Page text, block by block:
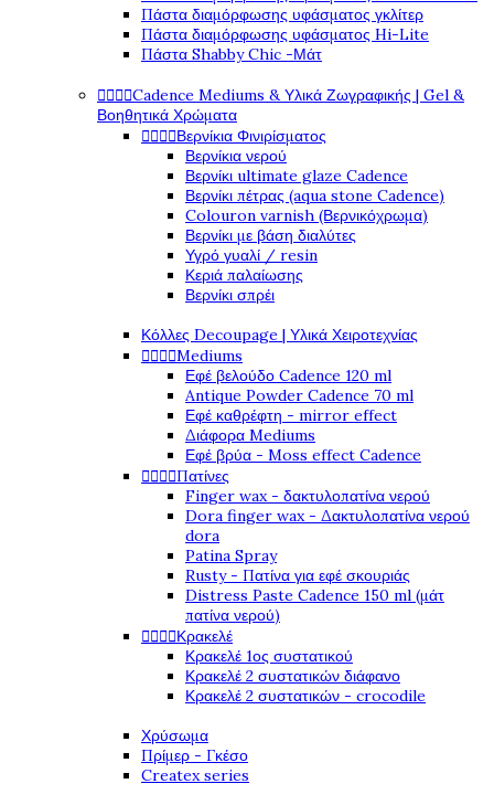
Πάστα διαμόρφωσης υφάσματος γκλίτερ
Πάστα διαμόρφωσης υφάσματος Hi-Lite
Πάστα Shabby Chic -Μάτ
Cadence Mediums & Υλικά Ζωγραφικής | Gel &
Βοηθητικά Χρώματα
Βερνίκια Φινιρίσματος
Βερνίκια νερού
Βερνίκι ultimate glaze Cadence
Βερνίκι πέτρας (aqua stone Cadence)
Colouron varnish (Βερνικόχρωμα)
Βερνίκι με βάση διαλύτες
Υγρό γυαλί / resin
Κεριά παλαίωσης
Βερνίκι σπρέι
Κόλλες Decoupage | Υλικά Χειροτεχνίας
Mediums
Εφέ βελούδο Cadence 120 ml
Antique Powder Cadence 70 ml
Εφέ καθρέφτη - mirror effect
Διάφορα Mediums
Εφέ βρύα - Moss effect Cadence
Πατίνες
Finger wax - δακτυλοπατίνα νερού
Dora finger wax - Δακτυλοπατίνα νερού
dora
Patina Spray
Rusty - Πατίνα για εφέ σκουριάς
Distress Paste Cadence 150 ml (μάτ
πατίνα νερού)
Κρακελέ
Κρακελέ 1ος συστατικού
Κρακελέ 2 συστατικών διάφανο
Κρακελέ 2 συστατικών - crocodile
Χρύσωμα
Πρίμερ - Γκέσο
Createx series